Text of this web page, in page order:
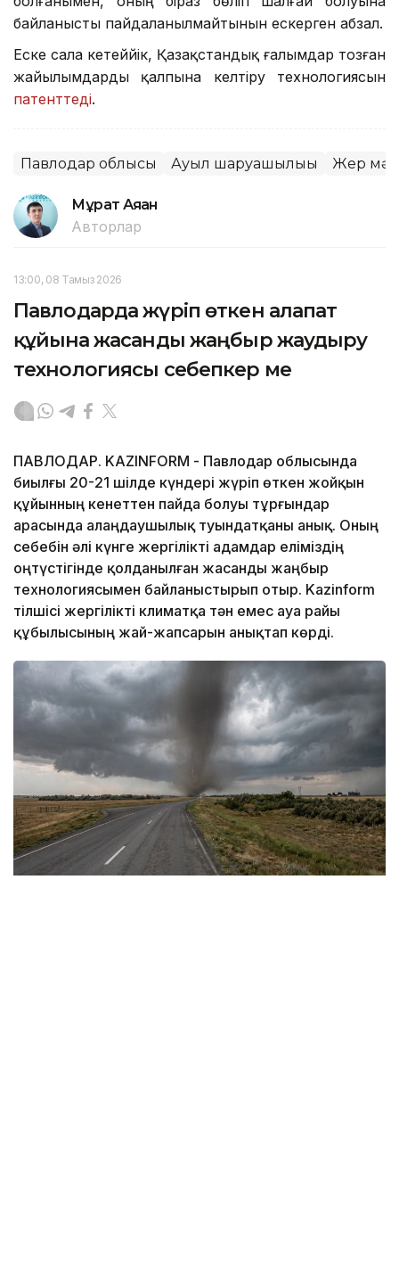
байланысты пайдаланылмайтынын ескерген абзал.
Еске сала кетеййік, Қазақстандық ғалымдар тозған
жайылымдарды қалпына келтіру технологиясын
патенттеді.
Павлодар облысы Ауыл шаруашылығы Жер
Мұрат Аяған
Авторлар
13:00, 08 Тамыз 2026
Павлодарда жүріп өткен алапат
құйынға жасанды жаңбыр жаудыру
технологиясы себепкер ме
ПАВЛОДАР. KAZINFORM - Павлодар облысында
биылғы 20-21 шілде күндері жүріп өткен жойқын
құйынның кенеттен пайда болуы тұрғындар
арасында алаңдаушылық туындатқаны анық. Оның
себебін әлі күнге жергілікті адамдар еліміздің
оңтүстігінде қолданылған жасанды жаңбыр
технологиясымен байланыстырып отыр. Kazinform
тілшісі жергілікті климатқа тән емес ауа райы
құбылысының жай-жапсарын анықтап көрді.